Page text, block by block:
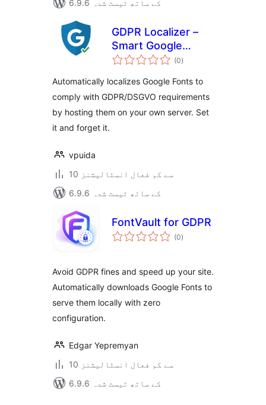
6.9.6 کے ساتھ ٹیسٹ شدہ
GDPR Localizer –
Smart Google
Fonts Local Hosting
Compliance
(0مجموعی
درجہ
)
Automatically localizes Google Fonts to
comply with GDPR/DSGVO requirements
by hosting them on your own server. Set
it and forget it.
vpuida
10 سے کم فعال انسٹالیشنز
6.9.6 کے ساتھ ٹیسٹ شدہ
FontVault for GDPR
(0مجموعی
درجہ
)
Avoid GDPR fines and speed up your site.
Automatically downloads Google Fonts to
serve them locally with zero
configuration.
Edgar Yepremyan
10 سے کم فعال انسٹالیشنز
6.9.6 کے ساتھ ٹیسٹ شدہ